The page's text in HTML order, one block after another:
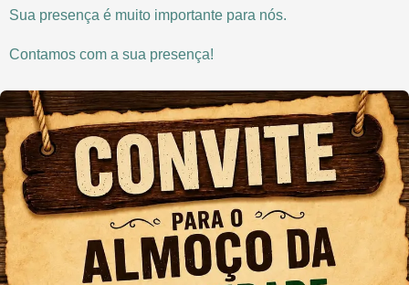
Sua presença é muito importante para nós.
Contamos com a sua presença!